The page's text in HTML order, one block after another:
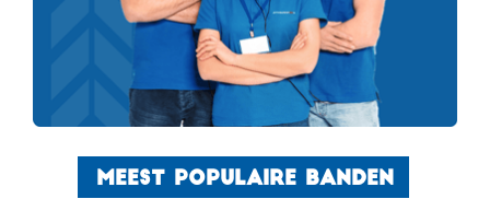
MEEST POPULAIRE BANDEN